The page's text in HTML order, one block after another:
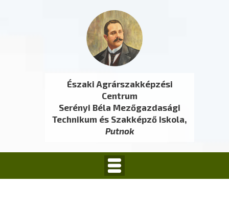
Északi Agrárszakképzési
Centrum
Serényi Béla Mezőgazdasági
Technikum és Szakképző Iskola,
Putnok